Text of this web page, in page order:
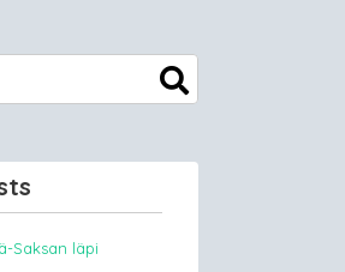
Saksan läpi